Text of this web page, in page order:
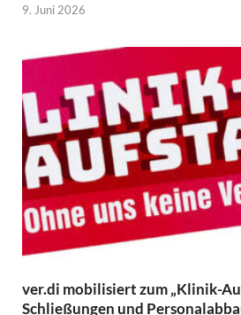
9. Juni 2026
ver.di mobilisiert zum „Klinik-
Schließungen und